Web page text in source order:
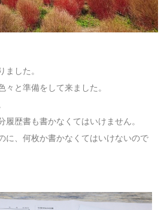
ました。
々と準備をして来ました。
履歴書も書かなくてはいけません。
に、何枚か書かなくてはいけないので